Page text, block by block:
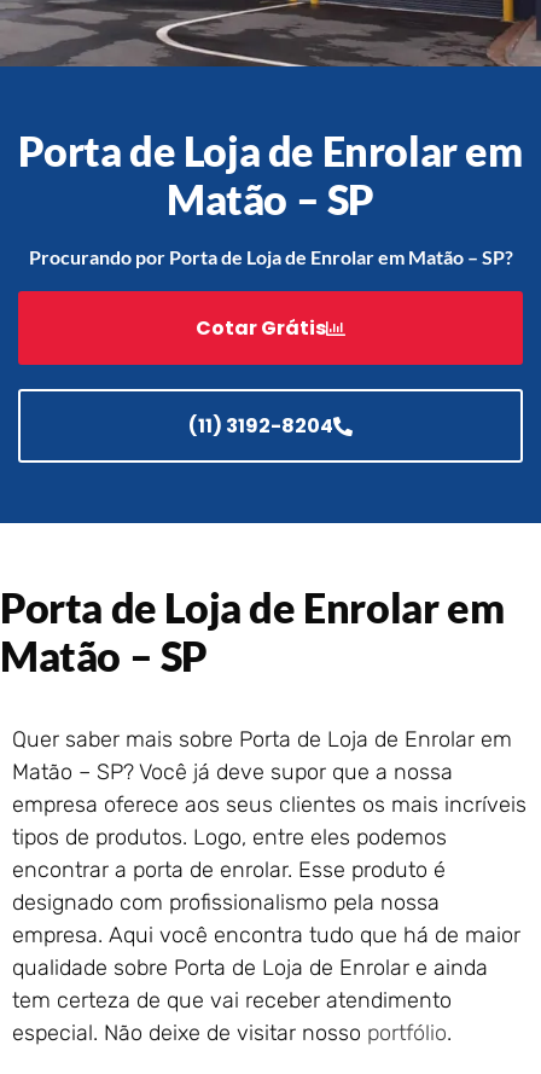
Acessórios
Enrolar em Teresópolis – RJ
Aldeia – RJ
Portão de Garagem de
Enrolar em São João de
Meriti – RJ
Portão de Garagem de
Enrolar em Queimados – RJ
Enrolar em Paraty – RJ
Portão de Garagem de
Enrolar em Nova Iguaçu – RJ
Portão de Garagem de
Enrolar em Nova Friburgo –
RJ
Porta de Loja de Enrolar em
Matão – SP
Procurando por Porta de Loja de Enrolar em Matão – SP?
Cotar Grátis
(11) 3192-8204
Porta de Loja de Enrolar em
Matão – SP
Quer saber mais sobre Porta de Loja de Enrolar em
Matão – SP? Você já deve supor que a nossa
empresa oferece aos seus clientes os mais incríveis
tipos de produtos. Logo, entre eles podemos
encontrar a porta de enrolar. Esse produto é
designado com profissionalismo pela nossa
empresa. Aqui você encontra tudo que há de maior
qualidade sobre Porta de Loja de Enrolar e ainda
tem certeza de que vai receber atendimento
especial. Não deixe de visitar nosso portfólio.